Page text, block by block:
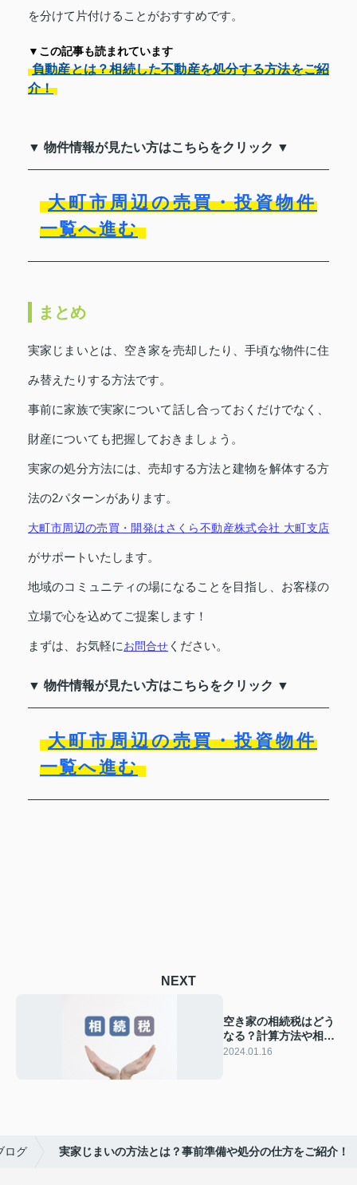
を分けて片付けることがおすすめです。
▼この記事も読まれています
負動産とは？相続した不動産を処分する方法をご紹
介！
▼ 物件情報が見たい方はこちらをクリック ▼
大町市周辺の売買・投資物件
一覧へ進む
まとめ
実家じまいとは、空き家を売却したり、手頃な物件に住
み替えたりする方法です。
事前に家族で実家について話し合っておくだけでなく、
財産についても把握しておきましょう。
実家の処分方法には、売却する方法と建物を解体する方
法の2パターンがあります。
大町市周辺の売買・開発はさくら不動産株式会社 大町支店
がサポートいたします。
地域のコミュニティの場になることを目指し、お客様の
立場で心を込めてご提案します！
まずは、お気軽にお問合せ ください。
▼ 物件情報が見たい方はこちらをクリック ▼
大町市周辺の売買・投資物件
一覧へ進む
NEXT
空き家の相続税はどう
なる？計算方法や相続
税の対策も！
2024.01.16
ログ 実家じまいの方法とは？事前準備や処分の仕方をご紹介！